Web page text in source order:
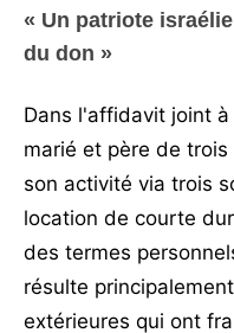
« Un patriote
du don »
Dans l'affidavit joint
marié et père de
son activité via trois
location de courte
des termes
résulte
extérieures qui ont